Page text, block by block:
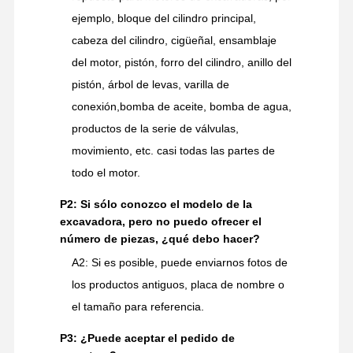
Componentes
del engranaje
engranajes de
reducción, engranajes
giratorios, conjuntos de
engranajes
Componentes
de las
seguridad se aplicarán a
los vehículos de las
categorías M1 y M2
Dispositivos
Las demás máquinas de
la partida 8411 incluidas
en el presente capítulo
ejemplo, bloque del cilindro principal,
cabeza del cilindro, cigüeñal, ensamblaje
del motor, pistón, forro del cilindro, anillo del
pistón, árbol de levas, varilla de
conexión,bomba de aceite, bomba de agua,
productos de la serie de válvulas,
movimiento, etc. casi todas las partes de
todo el motor.
P2: Si sólo conozco el modelo de la
excavadora, pero no puedo ofrecer el
número de piezas, ¿qué debo hacer?
A2: Si es posible, puede enviarnos fotos de
los productos antiguos, placa de nombre o
el tamaño para referencia.
P3: ¿Puede aceptar el pedido de